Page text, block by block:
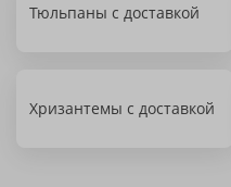
Тюльпаны с доставкой
Хризантемы с доставкой